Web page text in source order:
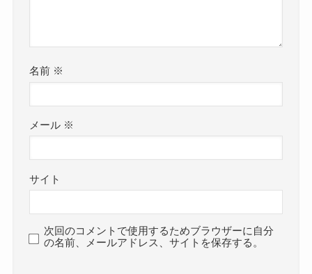
名前 ※
メール ※
サイト
次回のコメントで使用するためブラウザーに自分
の名前、メールアドレス、サイトを保存する。